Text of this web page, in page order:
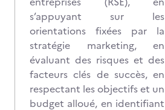
s’appuyant sur les
orientations fixées par la
stratégie marketing, en
évaluant des risques et des
facteurs clés de succès, en
respectant les objectifs et un
budget alloué, en identifiant